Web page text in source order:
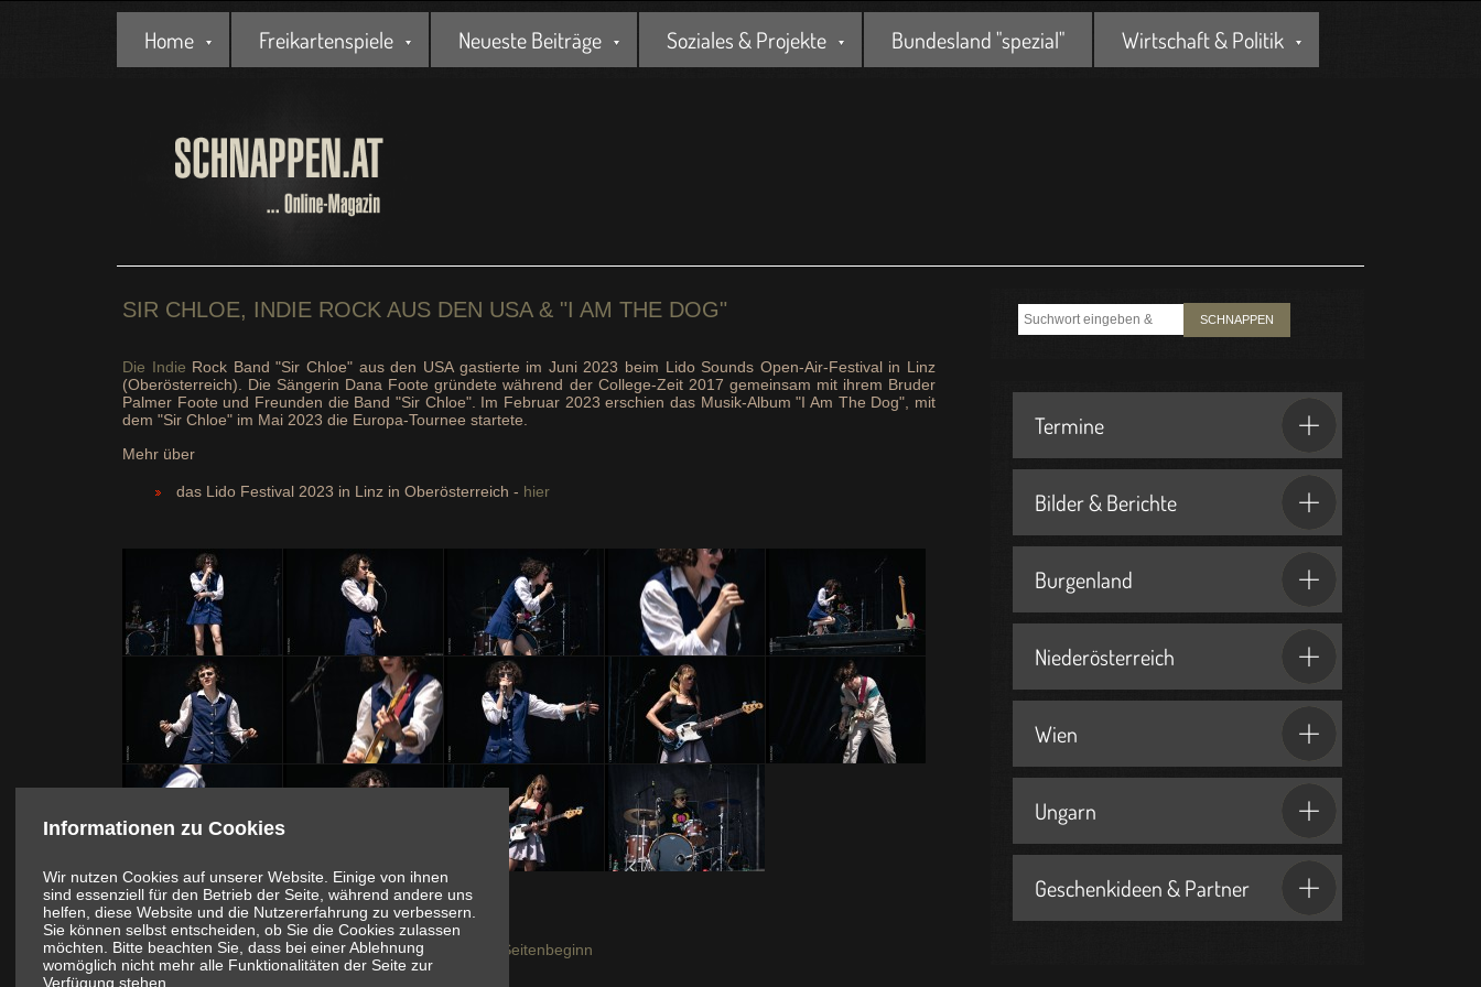
Informationen zu Cookies
Wir nutzen Cookies auf unserer Website. Einige von ihnen
sind essenziell für den Betrieb der Seite, während andere uns
helfen, diese Website und die Nutzererfahrung zu verbessern.
Sie können selbst entscheiden, ob Sie die Cookies zulassen
möchten. Bitte beachten Sie, dass bei einer Ablehnung
womöglich nicht mehr alle Funktionalitäten der Seite zur
Verfügung stehen.
Home Freikartenspiele Neueste Beiträge Soziales & Projekte Bundesland "spezial" Wirtschaft & Politik
SIR CHLOE, INDIE ROCK AUS DEN USA & "I AM THE DOG"
Die Indie Rock Band "Sir Chloe" aus den USA gastierte im Juni 2023 beim Lido Sounds Open-Air-Festival in Linz
(Oberösterreich). Die Sängerin Dana Foote gründete während der College-Zeit 2017 gemeinsam mit ihrem Bruder
Palmer Foote und Freunden die Band "Sir Chloe". Im Februar 2023 erschien das Musik-Album "I Am The Dog", mit
dem "Sir Chloe" im Mai 2023 die Europa-Tournee startete.
Mehr über
das Lido Festival 2023 in Linz in Oberösterreich - hier
Fotos / Redaktion (c):RaMaR
Zum Seitenbeginn
SCHNAPPEN
Termine
Bilder & Berichte
Burgenland
Niederösterreich
Wien
Ungarn
Geschenkideen & Partner